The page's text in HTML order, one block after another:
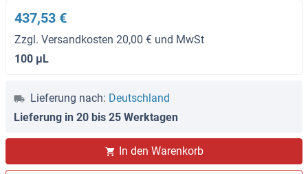
437,53 €
Zzgl. Versandkosten 20,00 € und MwSt
100 μL
Lieferung nach: Deutschland
Lieferung in 20 bis 25 Werktagen
In den Warenkorb